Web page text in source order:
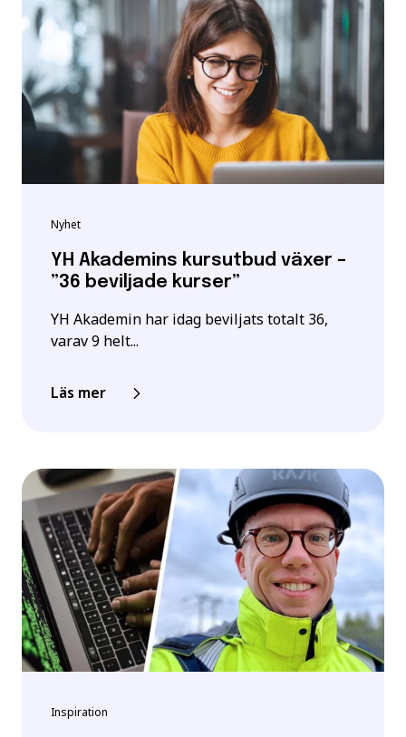
Nyhet
YH Akademins kursutbud växer –
”36 beviljade kurser”
YH Akademin har idag beviljats totalt 36,
varav 9 helt...
Läs mer
Inspiration